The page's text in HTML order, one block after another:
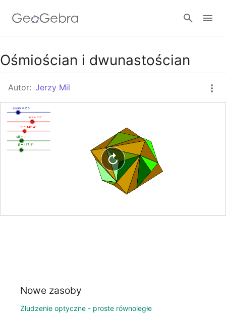
Google Classroom
GeoGebra Classroom
Zaloguj się
Ośmiościan i dwunastościan
Autor: Jerzy Mil
Nowe zasoby
Złudzenie optyczne - proste równoległe